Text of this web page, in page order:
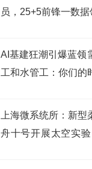
员，25+5前锋一数
AI基建狂潮引爆蓝领
工和水管工：你们的
上海微系统所：新
舟十号开展太空实